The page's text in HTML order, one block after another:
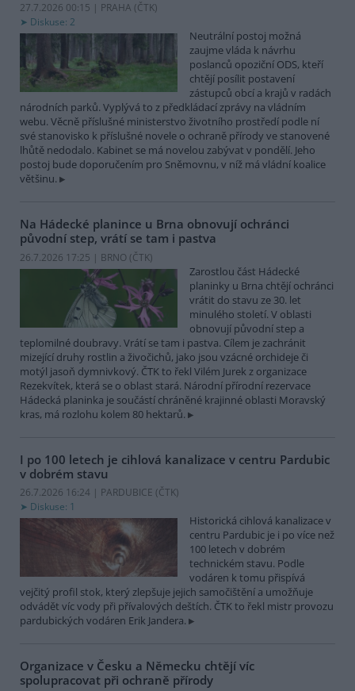
27.7.2026 00:15 | PRAHA (ČTK)
Diskuse: 2
Neutrální postoj možná
zaujme vláda k návrhu
poslanců opoziční ODS, kteří
chtějí posílit postavení
zástupců obcí a krajů v radách
národních parků. Vyplývá to z předkládací zprávy na vládním
webu. Věcně příslušné ministerstvo životního prostředí podle ní
své stanovisko k příslušné novele o ochraně přírody ve stanovené
lhůtě nedodalo. Kabinet se má novelou zabývat v pondělí. Jeho
postoj bude doporučením pro Sněmovnu, v níž má vládní koalice
většinu.
Na Hádecké planince u Brna obnovují ochránci
původní step, vrátí se tam i pastva
26.7.2026 17:25 | BRNO (ČTK)
Zarostlou část Hádecké
planinky u Brna chtějí ochránci
vrátit do stavu ze 30. let
minulého století. V oblasti
obnovují původní step a
teplomilné doubravy. Vrátí se tam i pastva. Cílem je zachránit
mizející druhy rostlin a živočichů, jako jsou vzácné orchideje či
motýl jasoň dymnivkový. ČTK to řekl Vilém Jurek z organizace
Rezekvítek, která se o oblast stará. Národní přírodní rezervace
Hádecká planinka je součástí chráněné krajinné oblasti Moravský
kras, má rozlohu kolem 80 hektarů.
I po 100 letech je cihlová kanalizace v centru Pardubic
v dobrém stavu
26.7.2026 16:24 | PARDUBICE (ČTK)
Diskuse: 1
Historická cihlová kanalizace v
centru Pardubic je i po více než
100 letech v dobrém
technickém stavu. Podle
vodáren k tomu přispívá
vejčitý profil stok, který zlepšuje jejich samočištění a umožňuje
odvádět víc vody při přívalových deštích. ČTK to řekl mistr provozu
pardubických vodáren Erik Jandera.
Organizace v Česku a Německu chtějí víc
spolupracovat při ochraně přírody